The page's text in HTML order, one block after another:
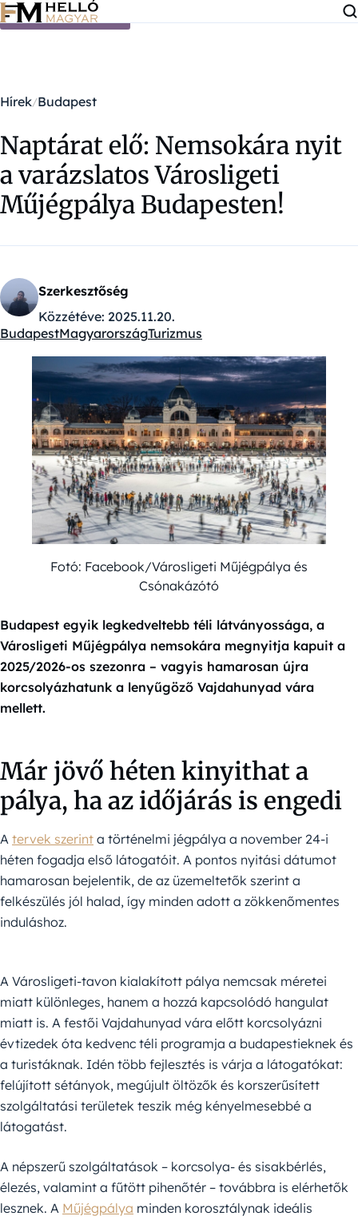
Ugrás a tartalomra
Hírek Budapest
Naptárat elő: Nemsokára nyit
a varázslatos Városligeti
Műjégpálya Budapesten!
Szerkesztőség
Közzétéve: 2025.11.20.
Kategóriák:
BudapestMagyarországTurizmus
Fotó: Facebook/Városligeti Műjégpálya és
Csónakázótó
Budapest egyik legkedveltebb téli látványossága, a
Városligeti Műjégpálya nemsokára megnyitja kapuit a
2025/2026-os szezonra – vagyis hamarosan újra
korcsolyázhatunk a lenyűgöző Vajdahunyad vára
mellett.
Már jövő héten kinyithat a
pálya, ha az időjárás is engedi
A tervek szerint a történelmi jégpálya a november 24-i
héten fogadja első látogatóit. A pontos nyitási dátumot
hamarosan bejelentik, de az üzemeltetők szerint a
felkészülés jól halad, így minden adott a zökkenőmentes
induláshoz.
A Városligeti-tavon kialakított pálya nemcsak méretei
miatt különleges, hanem a hozzá kapcsolódó hangulat
miatt is. A festői Vajdahunyad vára előtt korcsolyázni
évtizedek óta kedvenc téli programja a budapestieknek és
a turistáknak. Idén több fejlesztés is várja a látogatókat:
felújított sétányok, megújult öltözők és korszerűsített
szolgáltatási területek teszik még kényelmesebbé a
látogatást.
A népszerű szolgáltatások – korcsolya- és sisakbérlés,
élezés, valamint a fűtött pihenőtér – továbbra is elérhetők
lesznek. A Műjégpálya minden korosztálynak ideális